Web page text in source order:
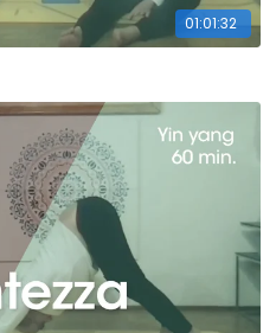
01:01:32